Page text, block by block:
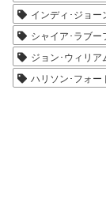
インディ･ジョ
シャイア･ラブー
ジョン･ウィリア
ハリソン･フォー